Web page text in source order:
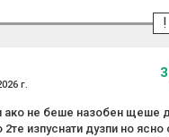
!
г.
3
ако не беше назобен щеше
2те изпуснати дузпи но